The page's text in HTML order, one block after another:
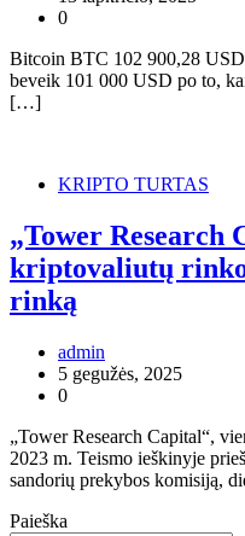
0
Bitcoin BTC 102 900,28 USD
beveik 101 000 USD po to,
[…]
KRIPTO TURTAS
„Tower Research
kriptovaliutų
rinką
admin
5 gegužės, 2025
0
„Tower Research Capital“,
2023 m. Teismo ieškinyje
sandorių prekybos komisiją,
Paieška